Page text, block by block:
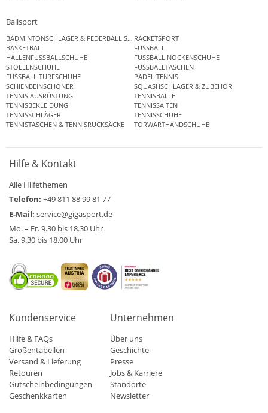
Ballsport
BADMINTONSCHLÄGER & FEDERBALL SETSRACKETSPORT
BASKETBALL
FUSSBALL
HALLENFUSSBALLSCHUHE
FUSSBALL NOCKENSCHUHE
STOLLENSCHUHE
FUSSBALLTASCHEN
FUSSBALL TURFSCHUHE
PADEL TENNIS
SCHIENBEINSCHONER
SQUASHSCHLÄGER & ZUBEHÖR
TENNIS AUSRÜSTUNG
TENNISBÄLLE
TENNISBEKLEIDUNG
TENNISSAITEN
TENNISSCHLÄGER
TENNISSCHUHE
TENNISTASCHEN & TENNISRUCKSÄCKE
TORWARTHANDSCHUHE
Hilfe & Kontakt
Alle Hilfethemen
Telefon: +49 811 88 99 81 77
E-Mail: service@gigasport.de
Mo. – Fr. 9.30 bis 18.30 Uhr
Sa. 9.30 bis 18.00 Uhr
Kundenservice
Hilfe & FAQs
Größentabellen
Versand & Lieferung
Retouren
Gutscheinbedingungen
Geschenkkarten
Unternehmen
Über uns
Geschichte
Presse
Jobs & Karriere
Standorte
Newsletter